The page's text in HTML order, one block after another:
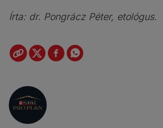
Írta: dr. Pongrácz Péter, etológus.